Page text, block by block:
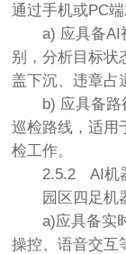
通过手机或PC
a) 应具备AI视
别，分析目标状
盖下沉、违章占
b) 应具备路
巡检路线，适用
检工作。
2.5.2AI机
园区四足机器
a)应具备实时
操控、语音交互